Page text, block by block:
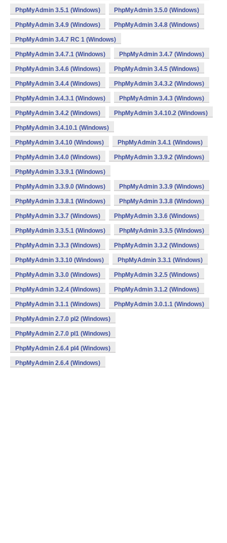
PhpMyAdmin 3.5.1 (Windows) PhpMyAdmin 3.5.0 (Windows)
PhpMyAdmin 3.4.9 (Windows) PhpMyAdmin 3.4.8 (Windows)
PhpMyAdmin 3.4.7 RC 1 (Windows)
PhpMyAdmin 3.4.7.1 (Windows) PhpMyAdmin 3.4.7 (Windows)
PhpMyAdmin 3.4.6 (Windows) PhpMyAdmin 3.4.5 (Windows)
PhpMyAdmin 3.4.4 (Windows) PhpMyAdmin 3.4.3.2 (Windows)
PhpMyAdmin 3.4.3.1 (Windows) PhpMyAdmin 3.4.3 (Windows)
PhpMyAdmin 3.4.2 (Windows) PhpMyAdmin 3.4.10.2 (Windows)
PhpMyAdmin 3.4.10.1 (Windows)
PhpMyAdmin 3.4.10 (Windows) PhpMyAdmin 3.4.1 (Windows)
PhpMyAdmin 3.4.0 (Windows) PhpMyAdmin 3.3.9.2 (Windows)
PhpMyAdmin 3.3.9.1 (Windows)
PhpMyAdmin 3.3.9.0 (Windows) PhpMyAdmin 3.3.9 (Windows)
PhpMyAdmin 3.3.8.1 (Windows) PhpMyAdmin 3.3.8 (Windows)
PhpMyAdmin 3.3.7 (Windows) PhpMyAdmin 3.3.6 (Windows)
PhpMyAdmin 3.3.5.1 (Windows) PhpMyAdmin 3.3.5 (Windows)
PhpMyAdmin 3.3.3 (Windows) PhpMyAdmin 3.3.2 (Windows)
PhpMyAdmin 3.3.10 (Windows) PhpMyAdmin 3.3.1 (Windows)
PhpMyAdmin 3.3.0 (Windows) PhpMyAdmin 3.2.5 (Windows)
PhpMyAdmin 3.2.4 (Windows) PhpMyAdmin 3.1.2 (Windows)
PhpMyAdmin 3.1.1 (Windows) PhpMyAdmin 3.0.1.1 (Windows)
PhpMyAdmin 2.7.0 pl2 (Windows)
PhpMyAdmin 2.7.0 pl1 (Windows)
PhpMyAdmin 2.6.4 pl4 (Windows)
PhpMyAdmin 2.6.4 (Windows)